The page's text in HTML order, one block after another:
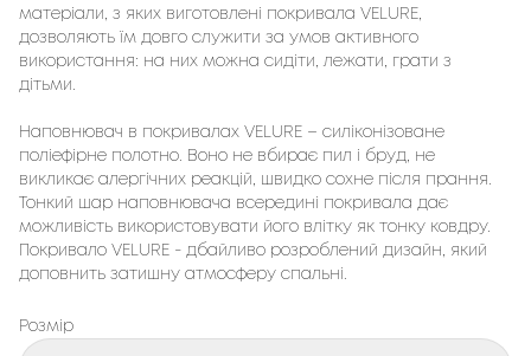
матеріали, з яких виготовлені покривала VELURE,
дозволяють їм довго служити за умов активного
використання: на них можна сидіти, лежати, грати з
дітьми.
Наповнювач в покривалах VELURE – силіконізоване
поліефірне полотно. Воно не вбирає пил і бруд, не
викликає алергічних реакцій, швидко сохне після прання.
Тонкий шар наповнювача всередині покривала дає
можливість використовувати його влітку як тонку ковдру.
Покривало VELURE - дбайливо розроблений дизайн, який
доповнить затишну атмосферу спальні.
Розмір